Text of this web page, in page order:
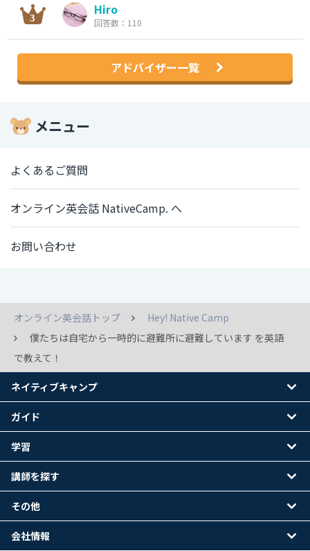
Hiro
回答数：110
アドバイザー一覧
メニュー
よくあるご質問
オンライン英会話 NativeCamp. へ
お問い合わせ
オンライン英会話トップ
Hey! Native Camp
僕たちは自宅から一時的に避難所に避難しています を英語
で教えて！
ネイティブキャンプ
ガイド
学習
講師を探す
その他
会社情報